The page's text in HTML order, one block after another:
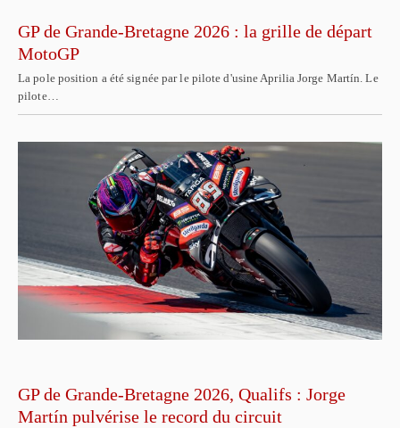
GP de Grande-Bretagne 2026 : la grille de départ
MotoGP
La pole position a été signée par le pilote d'usine Aprilia Jorge Martín. Le
pilote…
GP de Grande-Bretagne 2026, Qualifs : Jorge
Martín pulvérise le record du circuit